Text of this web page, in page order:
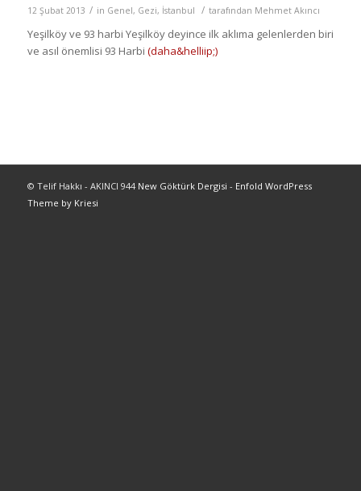
12 Şubat 2013 / in Genel, Gezi, İstanbul / tarafından Mehmet Akıncı
Yeşilköy ve 93 harbi Yeşilköy deyince ilk aklıma gelenlerden biri
ve asıl önemlisi 93 Harbi (daha&helliip;)
© Telif Hakkı - AKINCI 944 New Göktürk Dergisi - Enfold WordPress
Theme by Kriesi